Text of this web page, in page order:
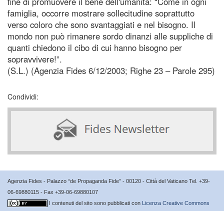
famiglia, occorre mostrare sollecitudine soprattutto
verso coloro che sono svantaggiati e nel bisogno. Il
mondo non può rimanere sordo dinanzi alle suppliche di
quanti chiedono il cibo di cui hanno bisogno per
sopravvivere!”.
(S.L.) (Agenzia Fides 6/12/2003; Righe 23 – Parole 295)
Condividi:
Agenzia Fides - Palazzo “de Propaganda Fide” - 00120 - Città del Vaticano Tel. +39-
06-69880115 - Fax +39-06-69880107
I contenuti del sito sono pubblicati con Licenza Creative Commons